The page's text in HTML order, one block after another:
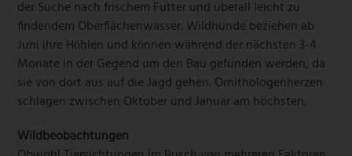
der Suche nach frischem Futter und überall leicht zu
findendem Oberflächenwasser. Wildhunde beziehen ab
Juni ihre Hӧhlen und kӧnnen während der nächsten 3-4
Monate in der Gegend um den Bau gefunden werden, da
sie von dort aus auf die Jagd gehen. Ornithologenherzen
schlagen zwischen Oktober und Januar am höchsten.
Wildbeobachtungen